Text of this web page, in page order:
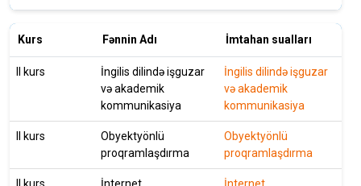
Kurs Fənnin Adı İmtahan sualları
II kurs
İngilis dilində işguzar
və akademik
kommunikasiya
İngilis dilində işguzar
və akademik
kommunikasiya
II kurs
Obyektyönlü
proqramlaşdırma
Obyektyönlü
proqramlaşdırma
II kurs
İnternet
İnternet